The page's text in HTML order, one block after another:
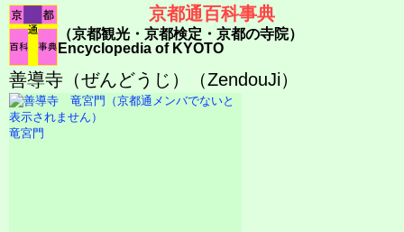
京都通百科事典
（京都観光・京都検定・京都の寺院）
Encyclopedia of KYOTO
善導寺（ぜんどうじ）（ZendouJi）
竜宮門